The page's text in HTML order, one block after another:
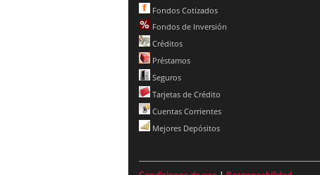
Fondos Cotizados
Fondos de Inversión
Créditos
Préstamos
Seguros
Tarjetas de Crédito
Cuentas Corrientes
Mejores Depósitos